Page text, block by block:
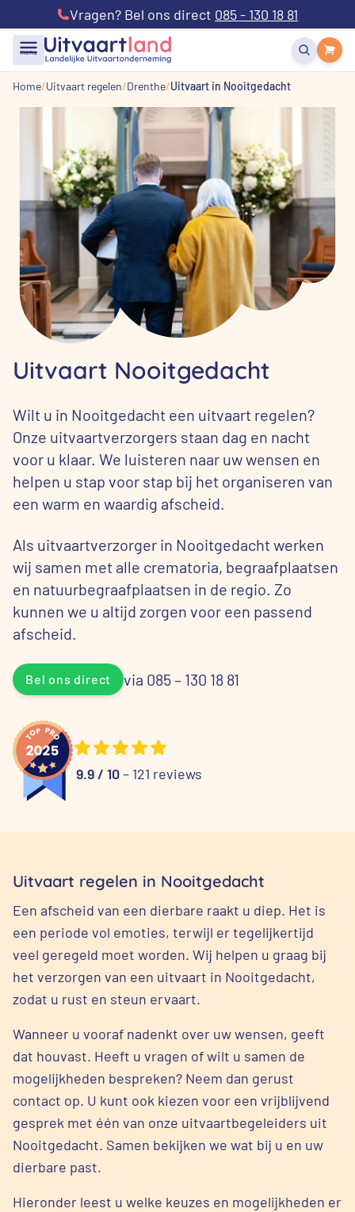
Vragen? Bel ons direct 085 - 130 18 81
menu
Home Uitvaart regelen Drenthe Uitvaart in Nooitgedacht
Uitvaart Nooitgedacht
Wilt u in Nooitgedacht een uitvaart regelen?
Onze uitvaartverzorgers staan dag en nacht
voor u klaar. We luisteren naar uw wensen en
helpen u stap voor stap bij het organiseren van
een warm en waardig afscheid.
Als uitvaartverzorger in Nooitgedacht werken
wij samen met alle crematoria, begraafplaatsen
en natuurbegraafplaatsen in de regio. Zo
kunnen we u altijd zorgen voor een passend
afscheid.
Bel ons direct via 085 – 130 18 81
9.9 / 10– 121 reviews
Uitvaart regelen in Nooitgedacht
Een afscheid van een dierbare raakt u diep. Het is
een periode vol emoties, terwijl er tegelijkertijd
veel geregeld moet worden. Wij helpen u graag bij
het verzorgen van een uitvaart in Nooitgedacht,
zodat u rust en steun ervaart.
Wanneer u vooraf nadenkt over uw wensen, geeft
dat houvast. Heeft u vragen of wilt u samen de
mogelijkheden bespreken? Neem dan gerust
contact op. U kunt ook kiezen voor een vrijblijvend
gesprek met één van onze uitvaartbegeleiders uit
Nooitgedacht. Samen bekijken we wat bij u en uw
dierbare past.
Hieronder leest u welke keuzes en mogelijkheden er